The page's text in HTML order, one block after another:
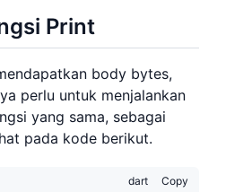
Print
body bytes,
perlu untuk menjalankan
yang sama, sebagai
pada kode berikut.
dart Copy